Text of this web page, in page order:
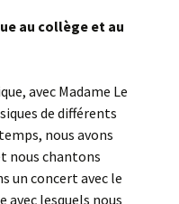
au collège et au
avec Madame Le
de différents
nous avons
nous chantons
un concert avec le
avec lesquels nous